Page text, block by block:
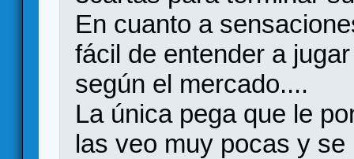
En cuanto a
fácil de entender a
según el mercado....
La única pega que le
las veo muy pocas y